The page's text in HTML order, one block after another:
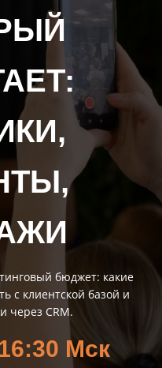
бюджет: какие
с клиентской базой и
через CRM.
:30 Мск